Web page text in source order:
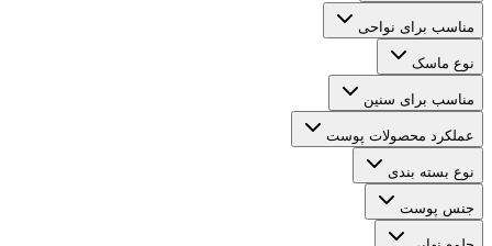
مناسب برای نواحی
نوع ماسک
مناسب برای سنین
عملکرد محصولات پوست
نوع بسته بندی
جنس پوست